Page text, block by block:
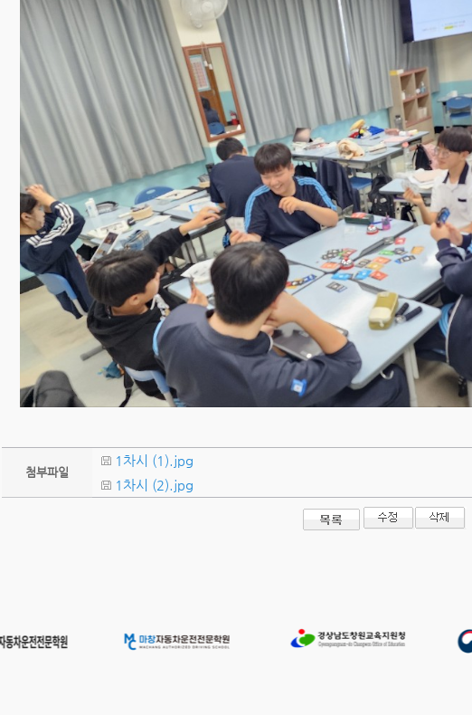
첨부파일
1차시 (1).jpg
1차시 (2).jpg